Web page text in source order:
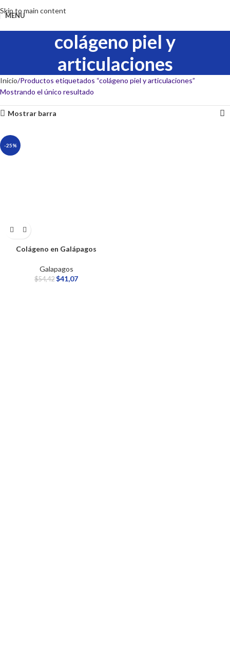
Skip to main content
MENU
colágeno piel y
articulaciones
Inicio Productos etiquetados “colágeno piel y articulaciones”
Mostrando el único resultado
Mostrar barra
-25%
Colágeno​ en Galápagos
Galapagos
$54,42 $41,07